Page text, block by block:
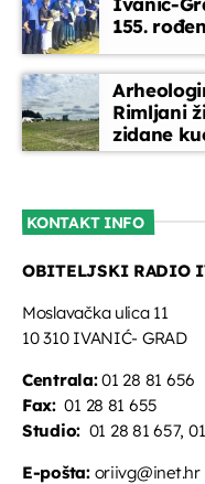
155.
Rimljani
zidane
KONTAKT INFO
OBITELJSKI RADIO
Moslavačka ulica 11
10 310 IVANIĆ- GRAD
Centrala:01 28 81 656
Fax:01 28 81 655
Studio: 01 28 81 657,
E-pošta:oriivg@inet.hr